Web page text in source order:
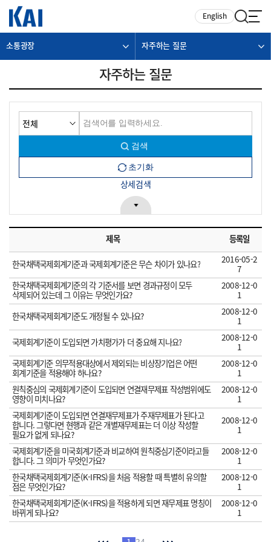
English
소통광장 자주하는 질문
자주하는 질문
상세검색
제목 등록일
한국채택국제회계기준과 국제회계기준은 무슨 차이가 있나요?
2016-05-2
7
한국채택국제회계기준의 각 기준서를 보면 경과규정이 모두
삭제되어 있는데 그 이유는 무엇인가요?
2008-12-0
1
한국채택국제회계기준도 개정될 수 있나요?
2008-12-0
1
국제회계기준이 도입되면 가치평가가 더 중요해 지나요?
2008-12-0
1
국제회계기준 의무적용대상에서 제외되는 비상장기업은 어떤
회계기준을 적용해야 하나요?
2008-12-0
1
원칙중심의 국제회계기준이 도입되면 연결재무제표 작성범위에도
영향이 미치나요?
2008-12-0
1
국제회계기준이 도입되면 연결재무제표가 주재무제표가 된다고
합니다. 그렇다면 현행과 같은 개별재무제표는 더 이상 작성할
필요가 없게 되나요?
2008-12-0
1
국제회계기준을 미국회계기준과 비교하여 원칙중심기준이라고들
합니다. 그 의미가 무엇인가요?
2008-12-0
1
한국채택국제회계기준(K-IFRS)을 처음 적용할 때 특별히 유의할
점은 무엇인가요?
2008-12-0
1
한국채택국제회계기준(K-IFRS)을 적용하게 되면 재무제표 명칭이
바뀌게 되나요?
2008-12-0
1